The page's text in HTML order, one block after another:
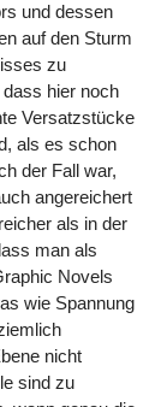
und dessen
auf den Sturm
zu
hier noch
Versatzstücke
als es schon
der Fall war,
angereichert
als in der
man als
Novels
wie Spannung
nicht
sind zu